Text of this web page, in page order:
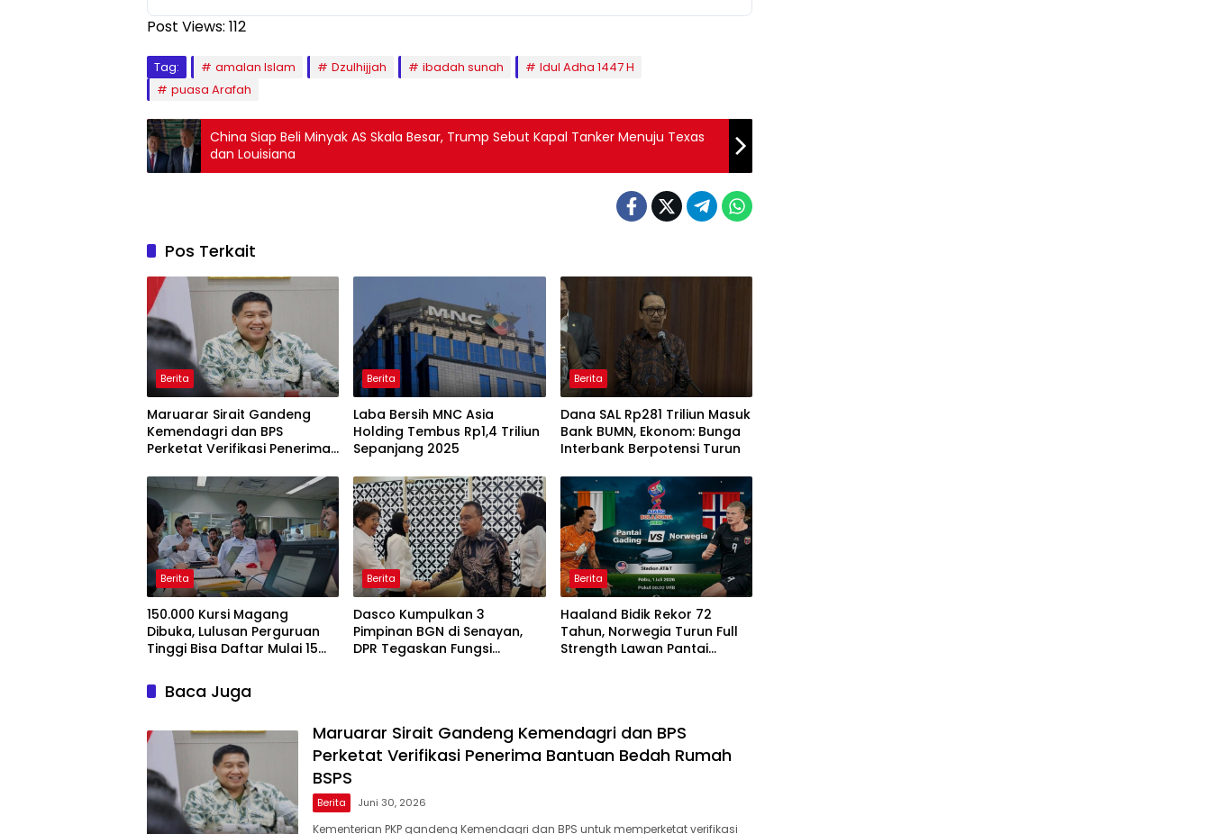
Post Views: 112
Tag: amalan Islam Dzulhijjah ibadah sunah
Idul Adha 1447 H
puasa Arafah
China Siap Beli Minyak AS Skala Besar, Trump Sebut Kapal Tanker Menuju Texas
dan Louisiana
Pos Terkait
Berita
Maruarar Sirait Gandeng
Kemendagri dan BPS
Perketat Verifikasi Penerima
Berita
Laba Bersih MNC Asia
Holding Tembus Rp1,4 Triliun
Sepanjang 2025
Berita
Dana SAL Rp281 Triliun Masuk
Bank BUMN, Ekonom: Bunga
Interbank Berpotensi Turun
Berita
150.000 Kursi Magang
Dibuka, Lulusan Perguruan
Tinggi Bisa Daftar Mulai 15
Berita
Dasco Kumpulkan 3
Pimpinan BGN di Senayan,
DPR Tegaskan Fungsi
Berita
Haaland Bidik Rekor 72
Tahun, Norwegia Turun Full
Strength Lawan Pantai
Baca Juga
Maruarar Sirait Gandeng Kemendagri dan BPS
Perketat Verifikasi Penerima Bantuan Bedah Rumah
BSPS
Berita Juni 30, 2026
Kementerian PKP gandeng Kemendagri dan BPS untuk memperketat verifikasi